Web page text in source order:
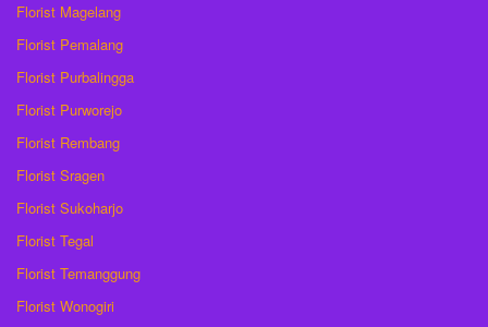
Florist Magelang
Florist Pemalang
Florist Purbalingga
Florist Purworejo
Florist Rembang
Florist Sragen
Florist Sukoharjo
Florist Tegal
Florist Temanggung
Florist Wonogiri